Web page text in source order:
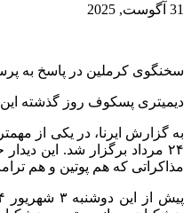
31 آگوست, 2025
سخنگوی کرملین در پاسخ به
دیمیتری پسکوف روز گذشته این سخنان را در
به گزارش ایرنا، در یکی از
۲۴ مرداد برگزار شد. این
مذاکراتی که هم پوتین و هم